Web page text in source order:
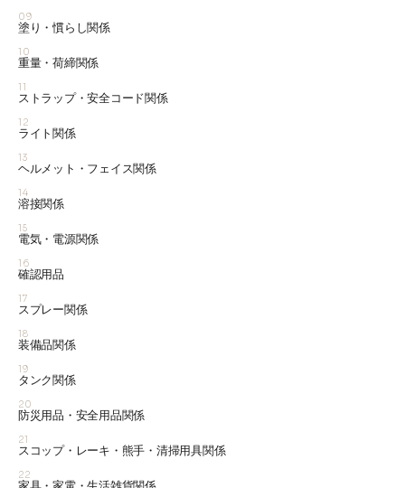
09
塗り・慣らし関係
10
重量・荷締関係
11
ストラップ・安全コード関係
12
ライト関係
13
ヘルメット・フェイス関係
14
溶接関係
15
電気・電源関係
16
確認用品
17
スプレー関係
18
装備品関係
19
タンク関係
20
防災用品・安全用品関係
21
スコップ・レーキ・熊手・清掃用具関係
22